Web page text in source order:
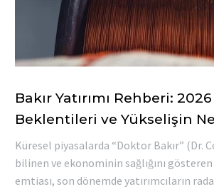
Bakır Yatırımı Rehberi:
Beklentileri ve Yükselişin
Küresel piyasalarda “Doktor Bakır” (Dr.
bilinen ve ekonominin sağlığını
emtiası, son dönemde yatırımcıların